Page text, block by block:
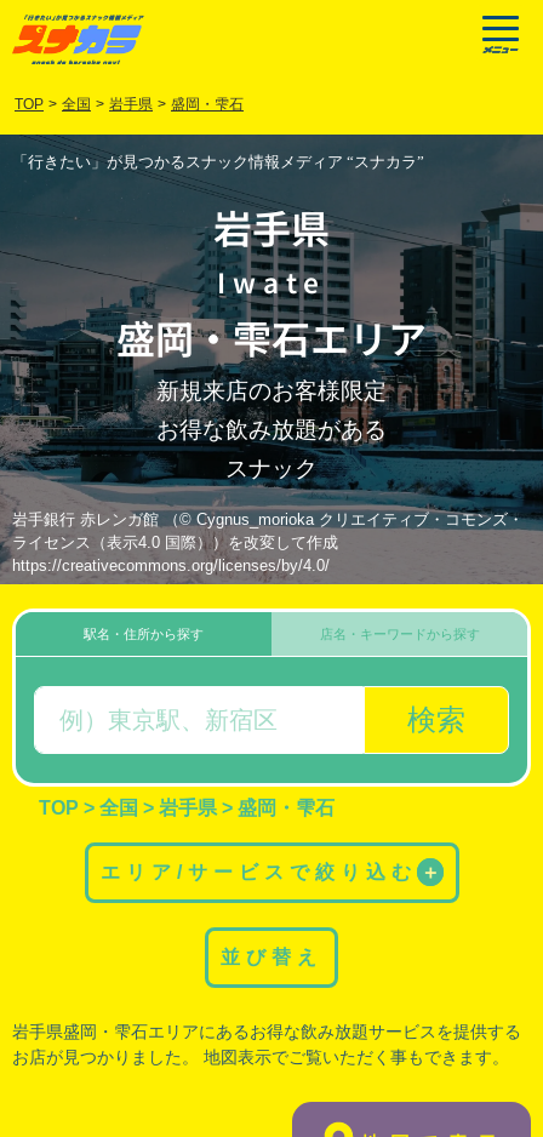
TOP > 全国 > 岩手県 > 盛岡・雫石
「行きたい」が見つかるスナック情報メディア “スナカラ”
岩手県
Iwate
盛岡・雫石エリア
新規来店のお客様限定
お得な飲み放題がある
スナック
岩手銀行 赤レンガ館 （© Cygnus_morioka クリエイティブ・コモンズ・
ライセンス（表示4.0 国際））を改変して作成
https://creativecommons.org/licenses/by/4.0/
駅名・住所から探す
検索
店名・キーワードから探す
TOP > 全国 > 岩手県 > 盛岡・雫石
エリア/サービスで絞り込む ＋
並び替え
岩手県盛岡 ・ 雫石エリアにあるお得な飲み放題サービスを提供する
お店が見つかりました。 地図表示でご覧いただく事もできます。